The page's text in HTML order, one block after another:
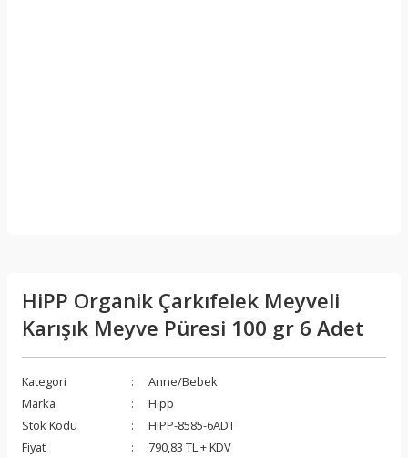
HiPP Organik Çarkıfelek Meyveli
Karışık Meyve Püresi 100 gr 6 Adet
Kategori
Anne/Bebek
Marka
Hipp
Stok Kodu
HIPP-8585-6ADT
Fiyat
790,83 TL + KDV